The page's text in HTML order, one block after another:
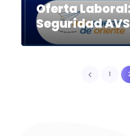
Oferta
Seguridad
1